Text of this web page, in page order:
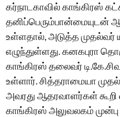
கர்நாடகாவில் காங்கிரஸ்
தனிப்பெரும்பான்மையுடன்
உள்ளதால், அடுத்த முதல்வர்
எழுந்துள்ளது. கனகபுரா
காங்கிரஸ் தலைவர்
உள்ளார். சித்தராமையா
அவரது ஆதரவாளர்கள் கூறி
காங்கிரஸ் அலுவலகம்